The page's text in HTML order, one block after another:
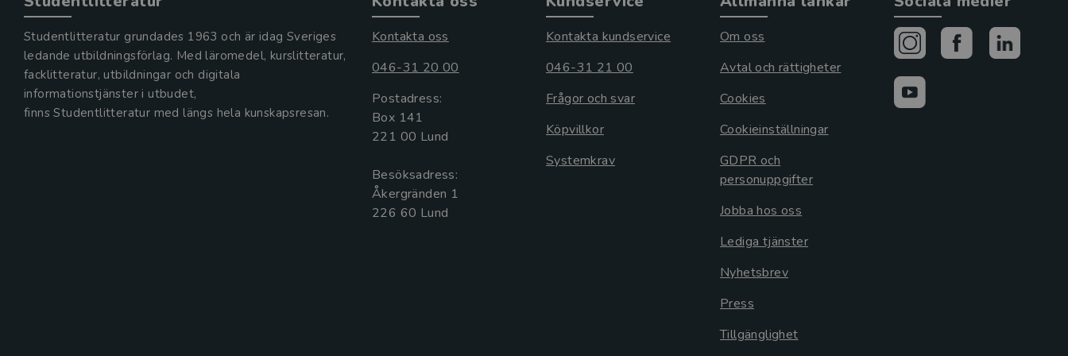
Studentlitteratur grundades 1963 och är idag Sveriges
ledande utbildningsförlag. Med läromedel, kurslitteratur,
facklitteratur, utbildningar och digitala
informationstjänster i utbudet,
finns Studentlitteratur med längs hela kunskapsresan.
Kontakta oss
046-31 20 00
Postadress:
Box 141
221 00 Lund
Besöksadress:
Åkergränden 1
Kontakta kundservice
046-31 21 00
Frågor och svar
Köpvillkor
Systemkrav
Om oss
Avtal och rättigheter
Cookies
Cookieinställningar
GDPR och
personuppgifter
Jobba hos oss
Lediga tjänster
Nyhetsbrev
Press
Tillgänglighet